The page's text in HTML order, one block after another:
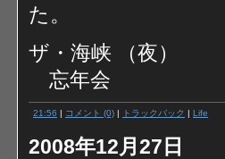
た。
ザ・海峡 （夜）
忘年会
21:56 | コメント (0) | トラックバック | Life
2008年12月27日